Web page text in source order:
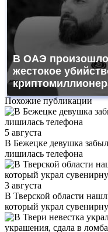
В ОАЭ произошло
жестокое
Похожие публикации
5 августа
В Бежецке девушка
лишилась телефона
3 августа
В Тверской области
который украл